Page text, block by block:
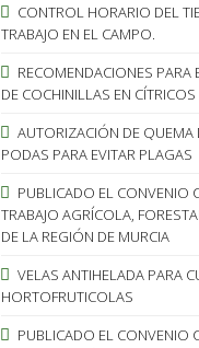
CONTROL HORARIO DEL
TRABAJO EN EL CAMPO.
RECOMENDACIONES PARA
DE COCHINILLAS EN CÍTRICOS
AUTORIZACIÓN DE QUEMA
PODAS PARA EVITAR PLAGAS
PUBLICADO EL CONVENIO
TRABAJO AGRÍCOLA,
DE LA REGIÓN DE MURCIA
VELAS ANTIHELADA PARA
HORTOFRUTICOLAS
PUBLICADO EL CONVENIO